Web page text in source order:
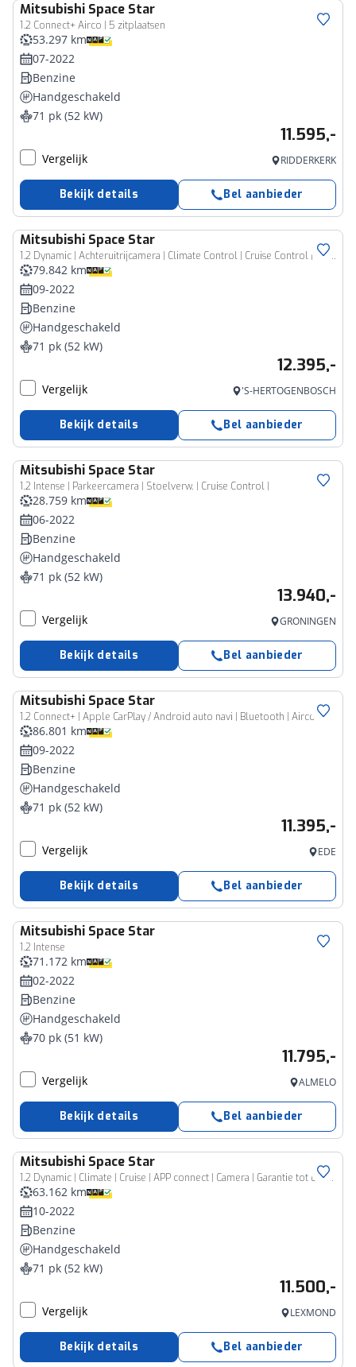
Mitsubishi Space Star
1.2 Connect+ Airco | 5 zitplaatsen
53.297 km
07-2022
Benzine
Handgeschakeld
71 pk (52 kW)
11.595,-
Vergelijk RIDDERKERK
Bekijk details Bel aanbieder
Mitsubishi Space Star
1.2 Dynamic | Achteruitrijcamera | Climate Control | Cruise Control | DAB+ |
79.842 km
09-2022
Benzine
Handgeschakeld
71 pk (52 kW)
12.395,-
Vergelijk 'S-HERTOGENBOSCH
Bekijk details Bel aanbieder
Mitsubishi Space Star
1.2 Intense | Parkeercamera | Stoelverw. | Cruise Control |
28.759 km
06-2022
Benzine
Handgeschakeld
71 pk (52 kW)
13.940,-
Vergelijk GRONINGEN
Bekijk details Bel aanbieder
Mitsubishi Space Star
1.2 Connect+ | Apple CarPlay / Android auto navi | Bluetooth | Airco |
86.801 km
09-2022
Benzine
Handgeschakeld
71 pk (52 kW)
11.395,-
Vergelijk EDE
Bekijk details Bel aanbieder
Mitsubishi Space Star
1.2 Intense
71.172 km
02-2022
Benzine
Handgeschakeld
70 pk (51 kW)
11.795,-
Vergelijk ALMELO
Bekijk details Bel aanbieder
Mitsubishi Space Star
1.2 Dynamic | Climate | Cruise | APP connect | Camera | Garantie tot 05-10-2030!
63.162 km
10-2022
Benzine
Handgeschakeld
71 pk (52 kW)
11.500,-
Vergelijk LEXMOND
Bekijk details Bel aanbieder